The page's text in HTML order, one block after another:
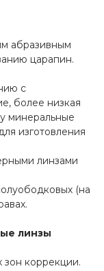
абразивным
царапин.
с
более низкая
минеральные
изготовления
линзами
(на
линзы
зон коррекции.